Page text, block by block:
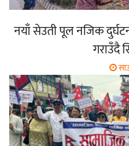
नयाँ सेउती पूल नजिक
गराउँदै